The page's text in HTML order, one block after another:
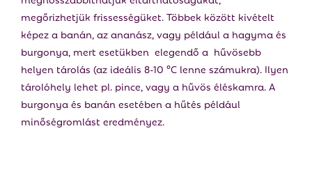
megőrizhetjük frissességüket. Többek között kivételt
képez a banán, az ananász, vagy például a hagyma és
burgonya, mert esetükben elegendő a hűvösebb
helyen tárolás (az ideális 8-10 °C lenne számukra). Ilyen
tárolóhely lehet pl. pince, vagy a hűvös éléskamra. A
burgonya és banán esetében a hűtés például
minőségromlást eredményez.